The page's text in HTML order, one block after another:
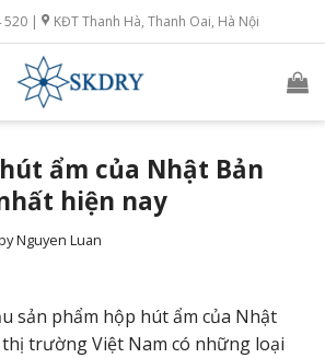
520 | KĐT Thanh Hà, Thanh Oai, Hà Nội
ẩm của Nhật Bản
hiện nay
Nguyen Luan
sản phẩm hộp hút ẩm của Nhật
trường Việt Nam có những loại